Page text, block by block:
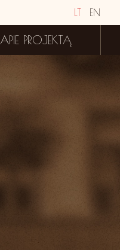
LT EN
APIE PROJEKTĄ